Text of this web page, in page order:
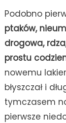
Podobno
ptaków,
drogowa,
prostu
nowemu
błyszczał i
tymczasem
pierwsze